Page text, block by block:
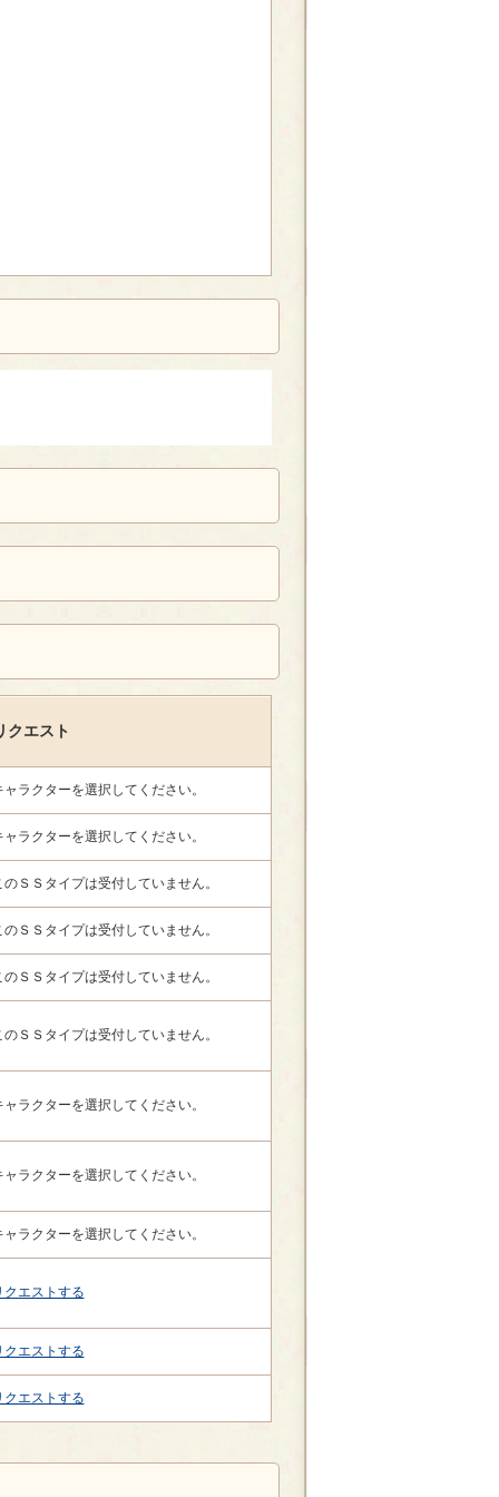
クエスト
ャラクターを選択してください。
ャラクターを選択してください。
のＳＳタイプは受付していません。
のＳＳタイプは受付していません。
のＳＳタイプは受付していません。
のＳＳタイプは受付していません。
ャラクターを選択してください。
ャラクターを選択してください。
ャラクターを選択してください。
クエストする
クエストする
クエストする